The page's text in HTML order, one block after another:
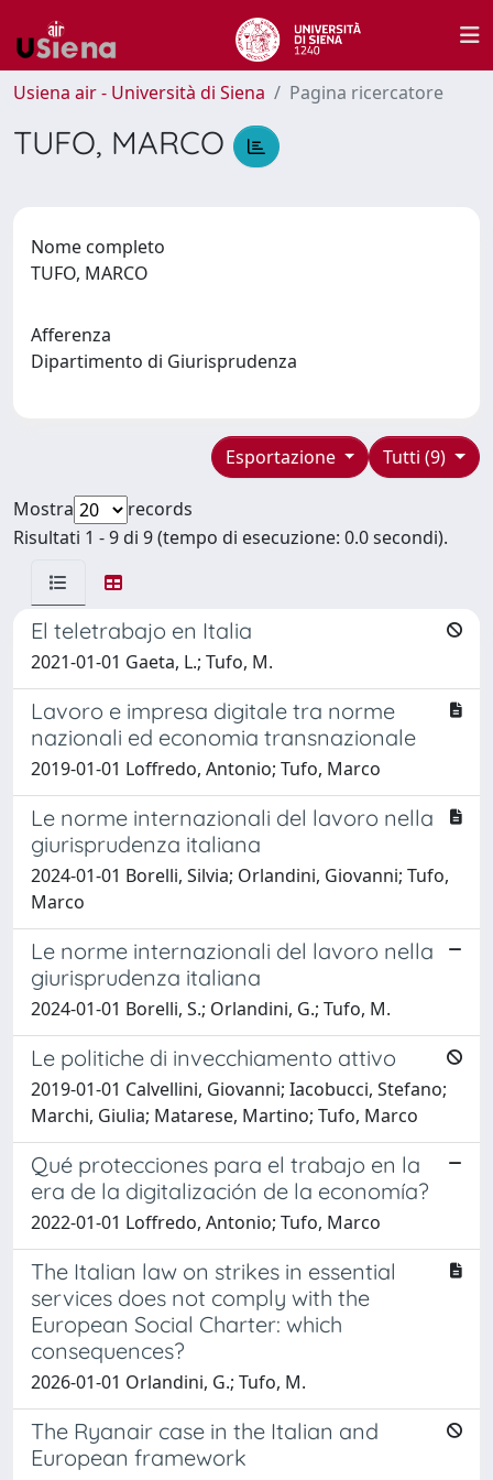
Usiena air - Università di Siena Pagina ricercatore
TUFO, MARCO
Nome completo
TUFO, MARCO
Afferenza
Dipartimento di Giurisprudenza
Tutti (9)
Esportazione
Mostra
records
Risultati 1 - 9 di 9 (tempo di esecuzione: 0.0 secondi).
El teletrabajo en Italia
2021-01-01 Gaeta, L.; Tufo, M.
Lavoro e impresa digitale tra norme
nazionali ed economia transnazionale
2019-01-01 Loffredo, Antonio; Tufo, Marco
Le norme internazionali del lavoro nella
giurisprudenza italiana
2024-01-01 Borelli, Silvia; Orlandini, Giovanni; Tufo,
Marco
Le norme internazionali del lavoro nella
giurisprudenza italiana
2024-01-01 Borelli, S.; Orlandini, G.; Tufo, M.
Le politiche di invecchiamento attivo
2019-01-01 Calvellini, Giovanni; Iacobucci, Stefano;
Marchi, Giulia; Matarese, Martino; Tufo, Marco
Qué protecciones para el trabajo en la
era de la digitalización de la economía?
2022-01-01 Loffredo, Antonio; Tufo, Marco
The Italian law on strikes in essential
services does not comply with the
European Social Charter: which
consequences?
2026-01-01 Orlandini, G.; Tufo, M.
The Ryanair case in the Italian and
European framework